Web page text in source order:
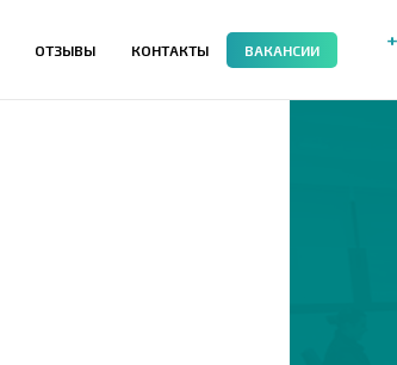
ОТЗЫВЫ КОНТАКТЫ ВАКАНСИИ